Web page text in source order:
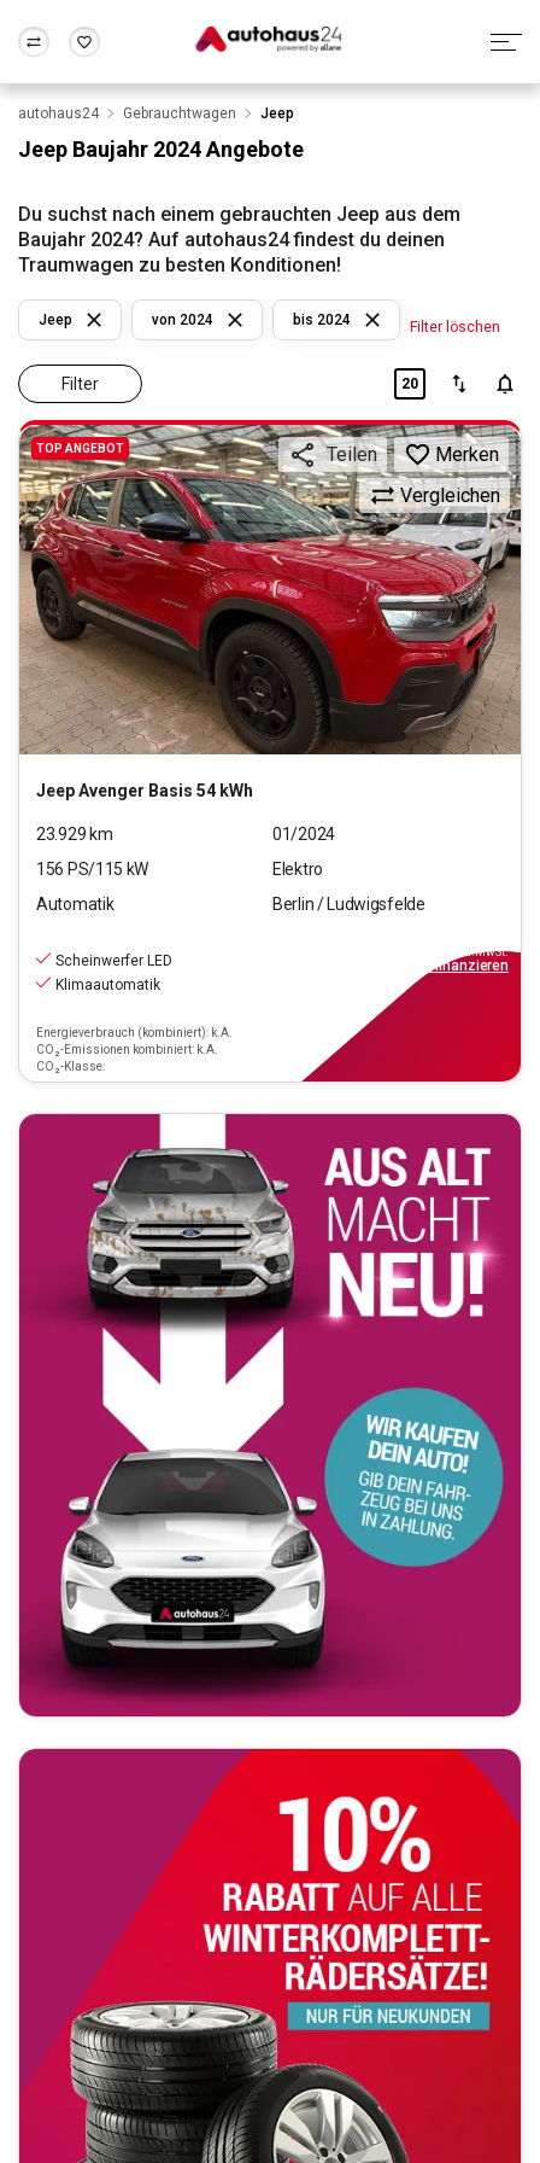
Wir bewerten dein Auto
Alle Fragen & Antworten
Rund um die Inzahlungnahme
Frankfurt Wuppertal
autohaus24 Gebrauchtwagen Jeep
Jeep Baujahr 2024 Angebote
Du suchst nach einem gebrauchten Jeep aus dem
Baujahr 2024? Auf autohaus24 findest du deinen
Traumwagen zu besten Konditionen!
Filter
Jeep von 2024 bis 2024 Filter löschen
20
TOP ANGEBOT
JeepAvenger Basis 54 kWh
Vergleichen
Teilen Merken
23.929 km
01/2024
156 PS/115 kW
Elektro
Automatik
Berlin / Ludwigsfelde
Scheinwerfer LED
Klimaautomatik
Energieverbrauch (kombiniert): k.A.
CO₂-Emissionen kombiniert: k.A.
CO₂-Klasse:
inkl.MwSt.
finanzieren